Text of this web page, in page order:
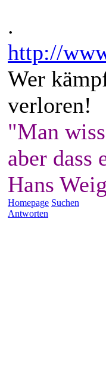
.
http://
Wer
verloren!
"Man
aber dass
Hans
Homepage Suchen
Antworten